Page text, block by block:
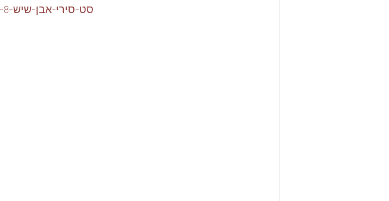
https://www.foodeals.co.il/product-page/סט-סירי-אבן-שיש-8-חלקים